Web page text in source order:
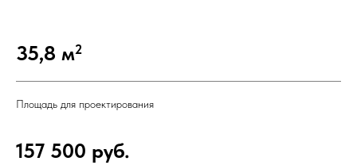
35,8 м2
Площадь для проектирования
157 500 руб.